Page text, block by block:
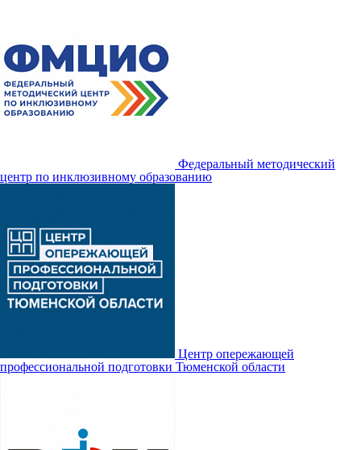
Федеральный методический
центр по инклюзивному образованию
Центр опережающей
профессиональной подготовки Тюменской области